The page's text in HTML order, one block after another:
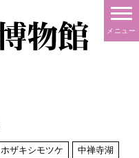
メニュー
ホザキシモツケ 中禅寺湖